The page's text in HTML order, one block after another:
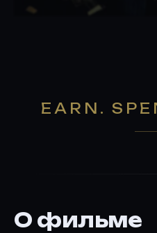
EARN.
О фильме